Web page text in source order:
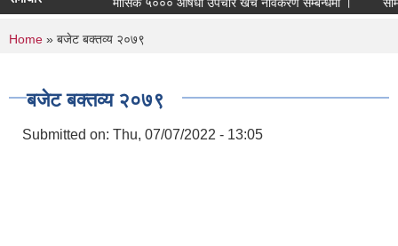
मासिक ५००० औषधी उपचार खर्च नविकरण सम्बन्धमा ।
You are here
Home » बजेट बक्तव्य २०७९
बजेट बक्तव्य २०७९
Submitted on: Thu, 07/07/2022 - 13:05